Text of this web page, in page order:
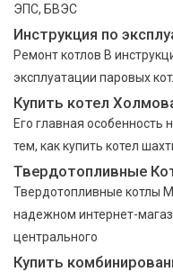
ЭПС, БВЭС
Инструкция по
Ремонт котлов В
эксплуатации паровых
Купить котел
Его главная
тем, как купить котел
Твердотопливные
Твердотопливные котлы
надежном интернет-
центрального
Купить